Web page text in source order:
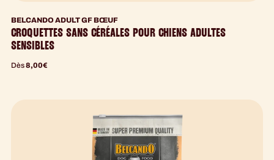
BELCANDO ADULT GF BŒUF
CROQUETTES SANS CÉRÉALES POUR CHIENS ADULTES
SENSIBLES
Dès8,00€